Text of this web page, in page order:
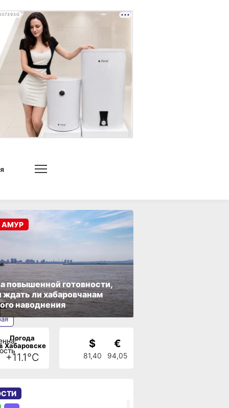
повышенной готовности,
ждать ли хабаровчанам
наводнения
АМУР
Погода
Хабаровске
+11.1°C
$
81,40
€
94,05